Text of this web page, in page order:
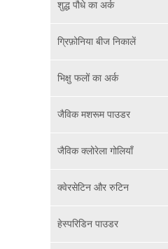
शुद्ध पौधे का अर्क
ग्रिफ़ोनिया बीज निकालें
भिक्षु फलों का अर्क
जैविक मशरूम पाउडर
जैविक क्लोरेला गोलियाँ
क्वेरसेटिन और रुटिन
हेस्परिडिन पाउडर